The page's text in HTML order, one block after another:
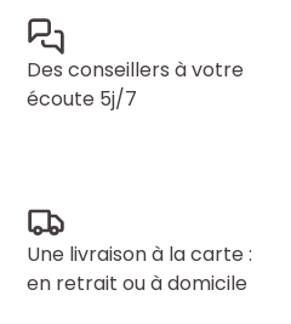
Des conseillers à votre
écoute 5j/7
Une livraison à la carte :
en retrait ou à domicile